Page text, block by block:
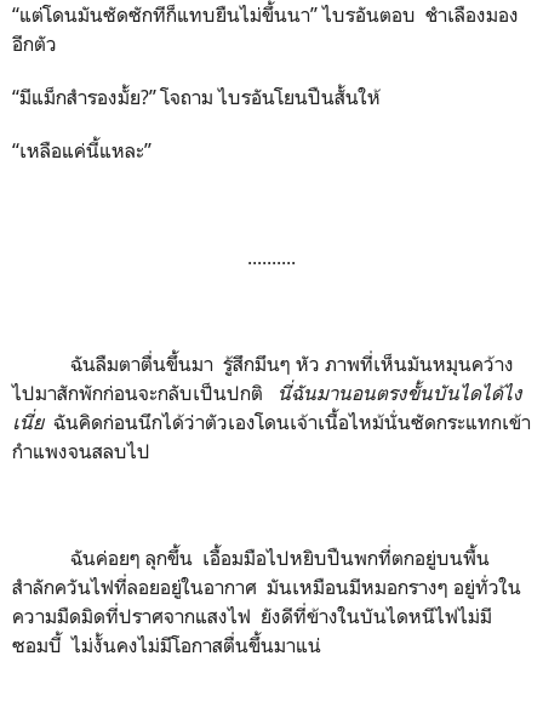
“แต่โดนมันซัดซักทีก็แทบยืนไม่ขึ้นนา” ไบรอันตอบ ชำเลืองมอง
อีกตัว
“มีแม็กสำรองมั้ย?” โจถาม ไบรอันโยนปืนสั้นให้
“เหลือแค่นี้แหละ”
..........
ฉันลืมตาตื่นขึ้นมา รู้สึกมึนๆ หัว ภาพที่เห็นมันหมุนคว้าง
ไปมาสักพักก่อนจะกลับเป็นปกติ นี่ฉันมานอนตรงขั้นบันไดได้ไง
เนี่ยฉันคิดก่อนนึกได้ว่าตัวเองโดนเจ้าเนื้อไหม้นั่นซัดกระแทกเข้า
กำแพงจนสลบไป
ฉันค่อยๆ ลุกขึ้น เอื้อมมือไปหยิบปืนพกที่ตกอยู่บนพื้น
สำลักควันไฟที่ลอยอยู่ในอากาศ มันเหมือนมีหมอกรางๆ อยู่ทั่วใน
ความมืดมิดที่ปราศจากแสงไฟ ยังดีที่ข้างในบันไดหนีไฟไม่มี
ซอมบี้ ไม่งั้นคงไม่มีโอกาสตื่นขึ้นมาแน่